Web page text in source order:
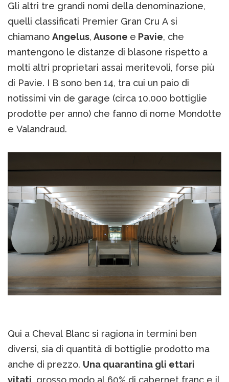
Gli altri tre grandi nomi della denominazione,
quelli classificati Premier Gran Cru A si
chiamano Angelus, Ausone e Pavie, che
mantengono le distanze di blasone rispetto a
molti altri proprietari assai meritevoli, forse più
di Pavie. I B sono ben 14, tra cui un paio di
notissimi vin de garage (circa 10.000 bottiglie
prodotte per anno) che fanno di nome Mondotte
e Valandraud.
Qui a Cheval Blanc si ragiona in termini ben
diversi, sia di quantità di bottiglie prodotto ma
anche di prezzo. Una quarantina gli ettari
vitati , grosso modo al 60% di cabernet franc e il